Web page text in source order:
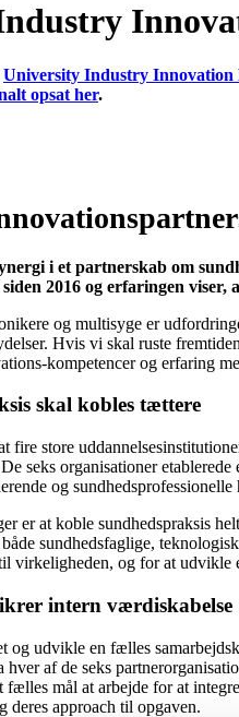
University Industry Innovation
opsat her.
i et partnerskab om
2016 og erfaringen
og multisyge er
Hvis vi skal ruste
kompetencer og erfaring
skal kobles tættere
fire store
seks organisationer
og sundhedsprofessionelle
er at koble sundhedspraksis
sundhedsfaglige,
virkeligheden, og for at udvikle
intern værdiskabelse
og udvikle en fælles
hver af de seks
fælles mål at arbejde for at
deres approach til opgaven.